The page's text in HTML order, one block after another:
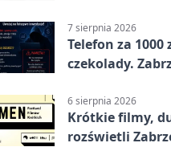
7 sierpnia 2026
Telefon za 1000
czekolady.
6 sierpnia 2026
Krótkie filmy,
rozświetli